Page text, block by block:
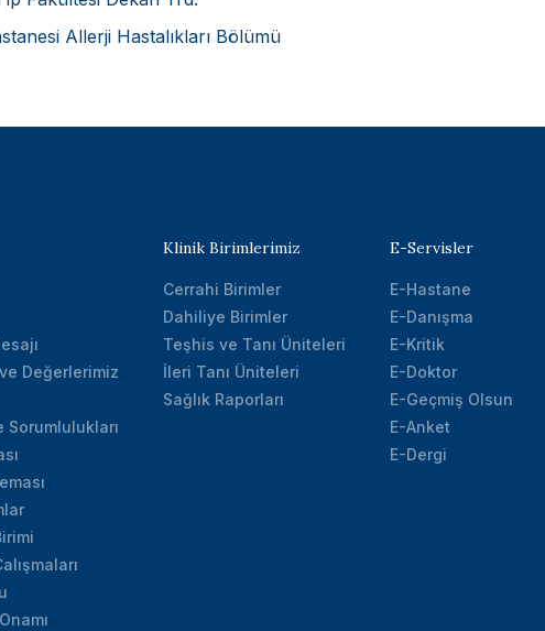
Allerji Hastalıkları Bölümü
Değerlerimiz
Sorumlulukları
Klinik Birimlerimiz
Cerrahi Birimler
Dahiliye Birimler
Teşhis ve Tanı Üniteleri
İleri Tanı Üniteleri
Sağlık Raporları
E-Servisler
E-Hastane
E-Danışma
E-Kritik
E-Doktor
E-Geçmiş Olsun
E-Anket
E-Dergi